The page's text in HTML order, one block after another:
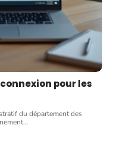
pour les
du département des
…